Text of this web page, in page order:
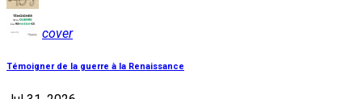
cover
Témoigner de la guerre à la Renaissance